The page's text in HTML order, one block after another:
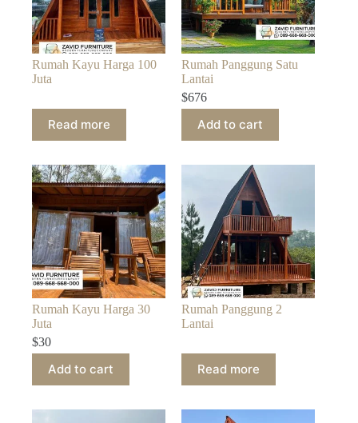
Rumah Kayu Harga 100
Juta
Read more
Rumah Panggung Satu
Lantai
$676
Add to cart
Rumah Kayu Harga 30
Juta
$30
Add to cart
Rumah Panggung 2
Lantai
Read more